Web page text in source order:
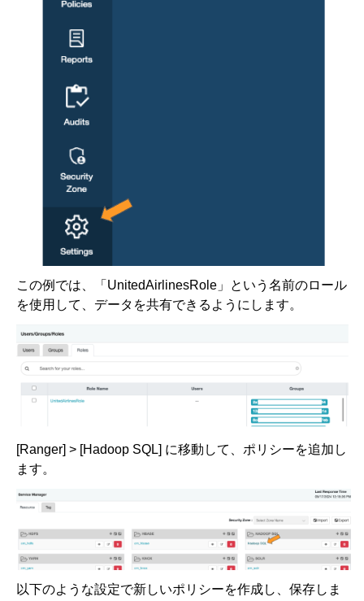
この例では、「UnitedAirlinesRole」という名前のロール
を使用して、データを共有できるようにします。
[Ranger] > [Hadoop SQL] に移動して、ポリシーを追加し
ます。
以下のような設定で新しいポリシーを作成し、保存しま